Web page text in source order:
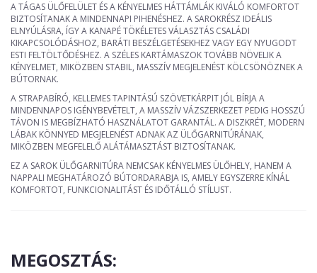
A TÁGAS ÜLŐFELÜLET ÉS A KÉNYELMES HÁTTÁMLÁK KIVÁLÓ KOMFORTOT
BIZTOSÍTANAK A MINDENNAPI PIHENÉSHEZ. A SAROKRÉSZ IDEÁLIS
ELNYÚLÁSRA, ÍGY A KANAPÉ TÖKÉLETES VÁLASZTÁS CSALÁDI
KIKAPCSOLÓDÁSHOZ, BARÁTI BESZÉLGETÉSEKHEZ VAGY EGY NYUGODT
ESTI FELTÖLTŐDÉSHEZ. A SZÉLES KARTÁMASZOK TOVÁBB NÖVELIK A
KÉNYELMET, MIKÖZBEN STABIL, MASSZÍV MEGJELENÉST KÖLCSÖNÖZNEK A
BÚTORNAK.
A STRAPABÍRÓ, KELLEMES TAPINTÁSÚ SZÖVETKÁRPIT JÓL BÍRJA A
MINDENNAPOS IGÉNYBEVÉTELT, A MASSZÍV VÁZSZERKEZET PEDIG HOSSZÚ
TÁVON IS MEGBÍZHATÓ HASZNÁLATOT GARANTÁL. A DISZKRÉT, MODERN
LÁBAK KÖNNYED MEGJELENÉST ADNAK AZ ÜLŐGARNITÚRÁNAK,
MIKÖZBEN MEGFELELŐ ALÁTÁMASZTÁST BIZTOSÍTANAK.
EZ A SAROK ÜLŐGARNITÚRA NEMCSAK KÉNYELMES ÜLŐHELY, HANEM A
NAPPALI MEGHATÁROZÓ BÚTORDARABJA IS, AMELY EGYSZERRE KÍNÁL
KOMFORTOT, FUNKCIONALITÁST ÉS IDŐTÁLLÓ STÍLUST.
MEGOSZTÁS: